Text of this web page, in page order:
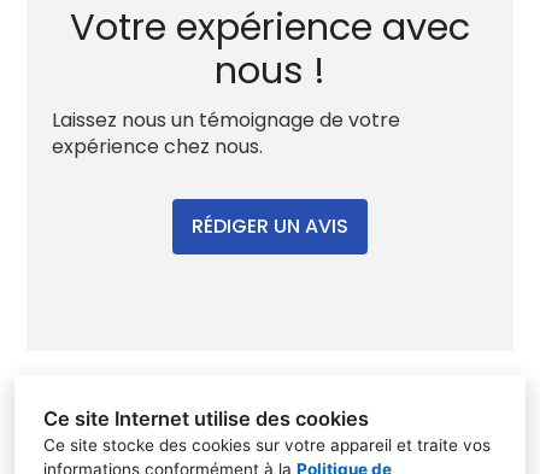
Ce site Internet utilise des cookies
Ce site stocke des cookies sur votre appareil et traite vos
informations conformément à la Politique de
Votre expérience avec
nous !
Laissez nous un témoignage de votre
expérience chez nous.
RÉDIGER UN AVIS